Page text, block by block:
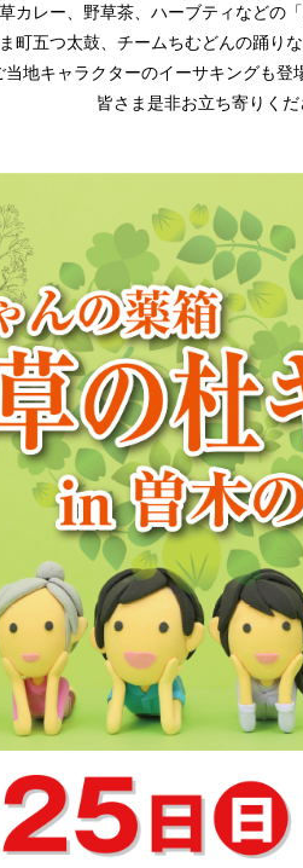
カレー、野草茶、ハーブティなどの
町五つ太鼓、チームちむどんの踊り
当地キャラクターのイーサキングも登
皆さま是非お立ち寄りくだ